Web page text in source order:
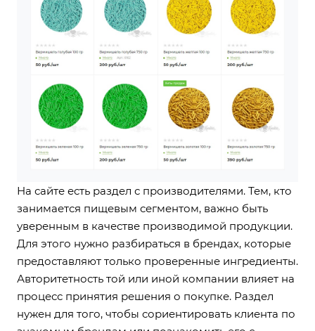
На сайте есть раздел с производителями. Тем, кто
занимается пищевым сегментом, важно быть
уверенным в качестве производимой продукции.
Для этого нужно разбираться в брендах, которые
предоставляют только проверенные ингредиенты.
Авторитетность той или иной компании влияет на
процесс принятия решения о покупке. Раздел
нужен для того, чтобы сориентировать клиента по